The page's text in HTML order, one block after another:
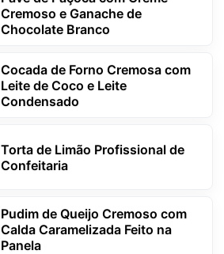
Cremoso e Ganache de
Chocolate Branco
Cocada de Forno Cremosa com
Leite de Coco e Leite
Condensado
Torta de Limão Profissional de
Confeitaria
Pudim de Queijo Cremoso com
Calda Caramelizada Feito na
Panela